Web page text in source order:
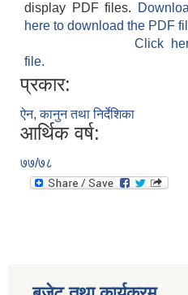
display PDF files.
here to download the PDF
Click
file.
प्रकार:
ऐन, कानुन तथा निर्देशिका
आर्थिक वर्ष:
७७/७८